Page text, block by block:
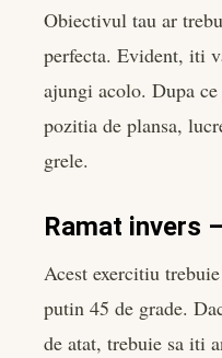
Obiectivul tau ar
perfecta. Evident, iti
ajungi acolo. Dupa
pozitia de plansa,
grele.
Ramat invers
Acest exercitiu
putin 45 de grade.
de atat, trebuie sa iti